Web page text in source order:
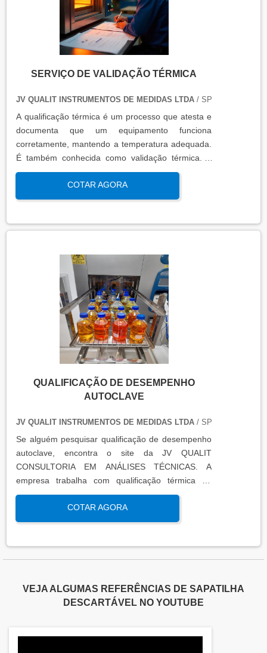
SERVIÇO DE VALIDAÇÃO TÉRMICA
JV QUALIT INSTRUMENTOS DE MEDIDAS LTDA/ SP
A qualificação térmica é um processo que atesta e
documenta que um equipamento funciona
corretamente, mantendo a temperatura adequada.
É também conhecida como validação térmica. A
qualificação térmica é importante para garantir a
qualidade e eficiência de equipamentos que
precisam de controle de temperatura. É aplicada a
produtos, como autoclaves, estufas, câmaras frias,
qualificação térmica é apresentado em um relatório
técnico que contém informações como gráficos,
certificados de calibração e a conclusão das
condições funcionais.
COTAR AGORA
QUALIFICAÇÃO DE DESEMPENHO
AUTOCLAVE
JV QUALIT INSTRUMENTOS DE MEDIDAS LTDA/ SP
Se alguém pesquisar qualificação de desempenho
autoclave, encontra o site da JV QUALIT
CONSULTORIA EM ANÁLISES TÉCNICAS. A
empresa trabalha com qualificação térmica de
equipamentos e engenharia, disponibilizando o que
há de mais atual para garantir a qualidade final
para seus clientes.
COTAR AGORA
VEJA ALGUMAS REFERÊNCIAS DE SAPATILHA
DESCARTÁVEL NO YOUTUBE